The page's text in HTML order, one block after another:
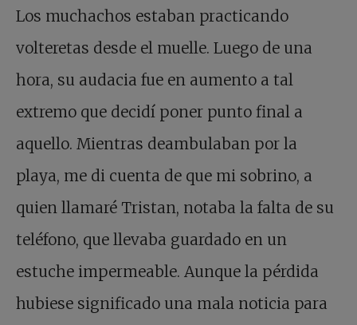
Los muchachos estaban practicando
volteretas desde el muelle. Luego de una
hora, su audacia fue en aumento a tal
extremo que decidí poner punto final a
aquello. Mientras deambulaban por la
playa, me di cuenta de que mi sobrino, a
quien llamaré Tristan, notaba la falta de su
teléfono, que llevaba guardado en un
estuche impermeable. Aunque la pérdida
hubiese significado una mala noticia para